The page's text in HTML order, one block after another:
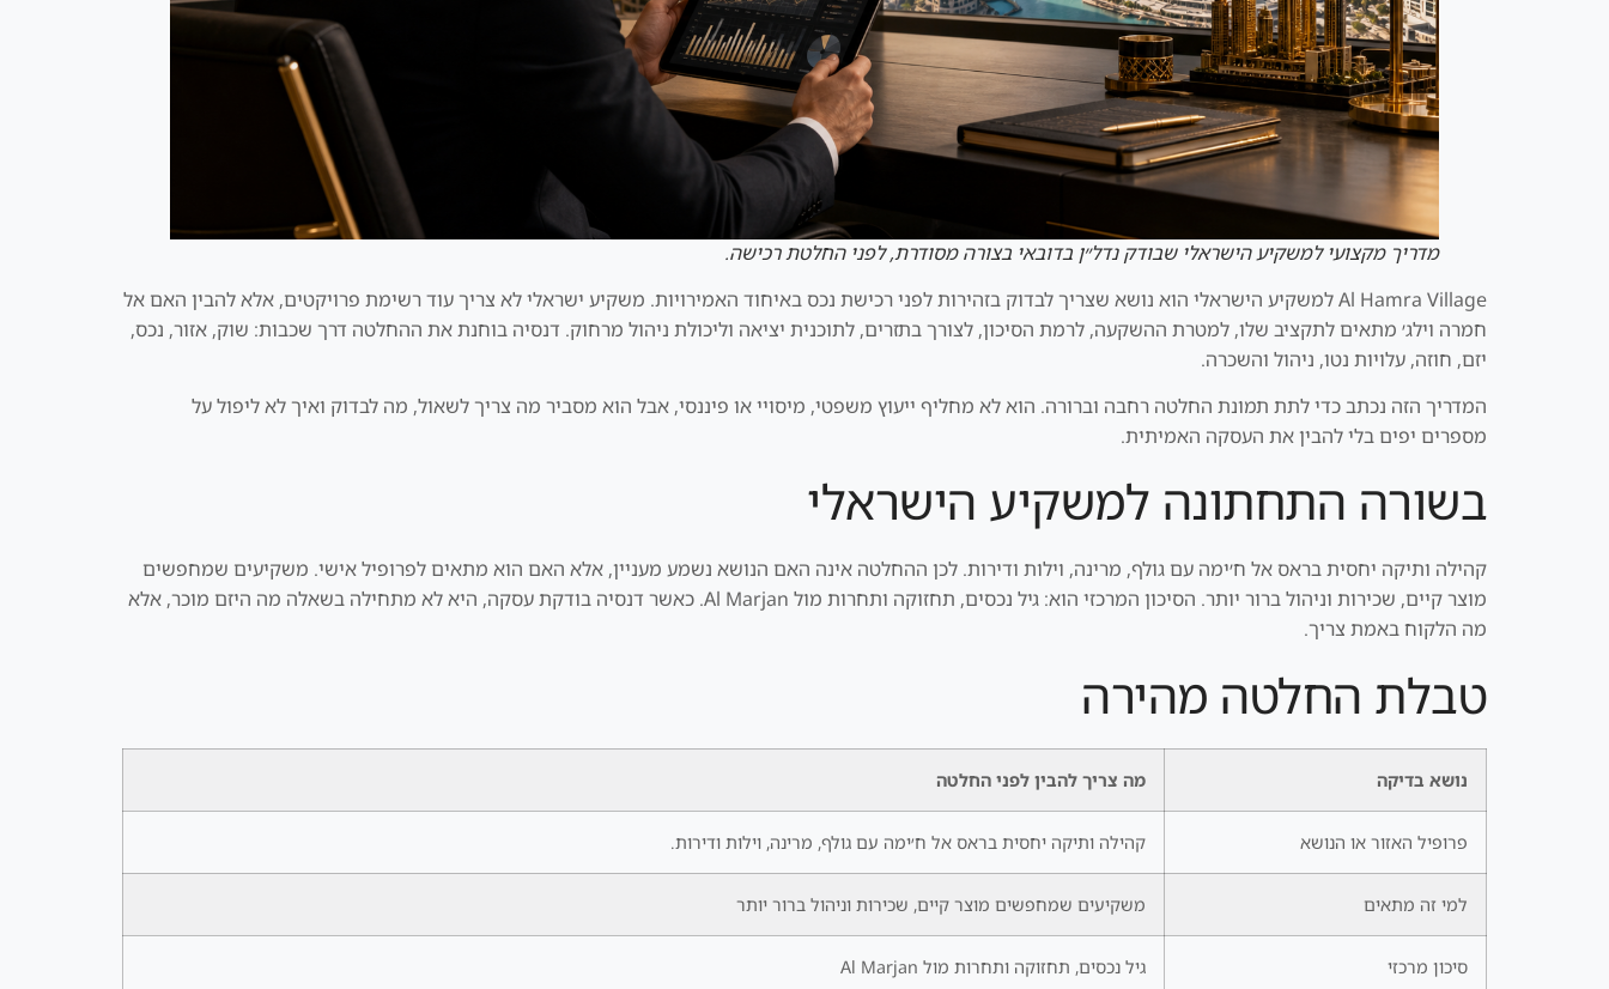
מדריך מקצועי למשקיע הישראלי שבודק נדל״ן בדובאי בצורה מסודרת, לפני החלטת רכישה.
Al Hamra Village למשקיע הישראלי הוא נושא שצריך לבדוק בזהירות לפני רכישת נכס באיחוד האמירויות. משקיע ישראלי לא צריך עוד רשימת פרויקטים, אלא להבין האם אל
חמרה וילג׳ מתאים לתקציב שלו, למטרת ההשקעה, לרמת הסיכון, לצורך בתזרים, לתוכנית יציאה וליכולת ניהול מרחוק. דנסיה בוחנת את ההחלטה דרך שכבות: שוק, אזור, נכס,
יזם, חוזה, עלויות נטו, ניהול והשכרה.
המדריך הזה נכתב כדי לתת תמונת החלטה רחבה וברורה. הוא לא מחליף ייעוץ משפטי, מיסויי או פיננסי, אבל הוא מסביר מה צריך לשאול, מה לבדוק ואיך לא ליפול על
מספרים יפים בלי להבין את העסקה האמיתית.
בשורה התחתונה למשקיע הישראלי
קהילה ותיקה יחסית בראס אל ח׳ימה עם גולף, מרינה, וילות ודירות. לכן ההחלטה אינה האם הנושא נשמע מעניין, אלא האם הוא מתאים לפרופיל אישי. משקיעים שמחפשים
מוצר קיים, שכירות וניהול ברור יותר. הסיכון המרכזי הוא: גיל נכסים, תחזוקה ותחרות מול Al Marjan. כאשר דנסיה בודקת עסקה, היא לא מתחילה בשאלה מה היזם מוכר, אלא
מה הלקוח באמת צריך.
טבלת החלטה מהירה
נושא בדיקה מה צריך להבין לפני החלטה
פרופיל האזור או הנושא קהילה ותיקה יחסית בראס אל ח׳ימה עם גולף, מרינה, וילות ודירות.
למי זה מתאים משקיעים שמחפשים מוצר קיים, שכירות וניהול ברור יותר
סיכון מרכזי גיל נכסים, תחזוקה ותחרות מול Al Marjan